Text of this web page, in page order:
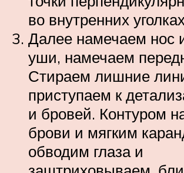
во внутренних
Далее намечаем нос
уши, намечаем
Стираем лишние
приступаем к
и бровей. Контуром
брови и мягким
обводим глаза и